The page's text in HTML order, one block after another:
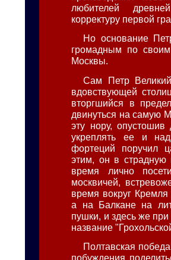
любителей
корректуру первой
Но основание
громадным по
Москвы.
Сам Петр
вдовствующей
вторгшийся в
двинуться на самую
эту нору,
укреплять ее и
фортеций поручил
этим, он в
время лично
москвичей,
время вокруг Кремля
а на Балкане на
пушки, и здесь же
название
Полтавская
побуждения